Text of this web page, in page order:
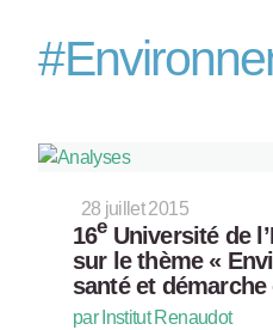
#
28 juillet 2015
16eUniversité de
sur le thème «
santé et
par Institut Renaudot